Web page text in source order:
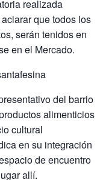
realizada
que todos los
serán tenidos en
en el Mercado.
del barrio
alimenticios
cultural
en su integración
de encuentro
allí.